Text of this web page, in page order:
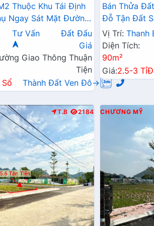
Thuộc Khu Tái Định
Ngay Sát Mặt Đường
Tư Vấn
Đất Đấu
Giá
Giao Thông Thuận
Tiện
Thành Đất Ven Đô→
Bán Thửa
Đỗ Tận Đất
Liên Xã
Vị Trí: Thanh
Diện Tích:
90m²
Giá:2.5-3 Tỉ
T.B 2184 CHƯƠNG MỸ